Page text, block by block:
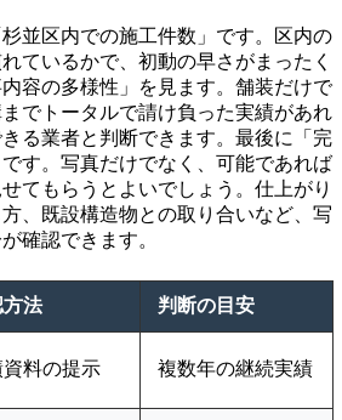
並区内での施工件数」です。区内の
ているかで、初動の早さがまったく
容の多様性」を見ます。舗装だけで
でトータルで請け負った実績があれ
る業者と判断できます。最後に「完
す。写真だけでなく、可能であれば
てもらうとよいでしょう。仕上がり
、既設構造物との取り合いなど、写
確認できます。
法 判断の目安
料の提示 複数年の継続実績